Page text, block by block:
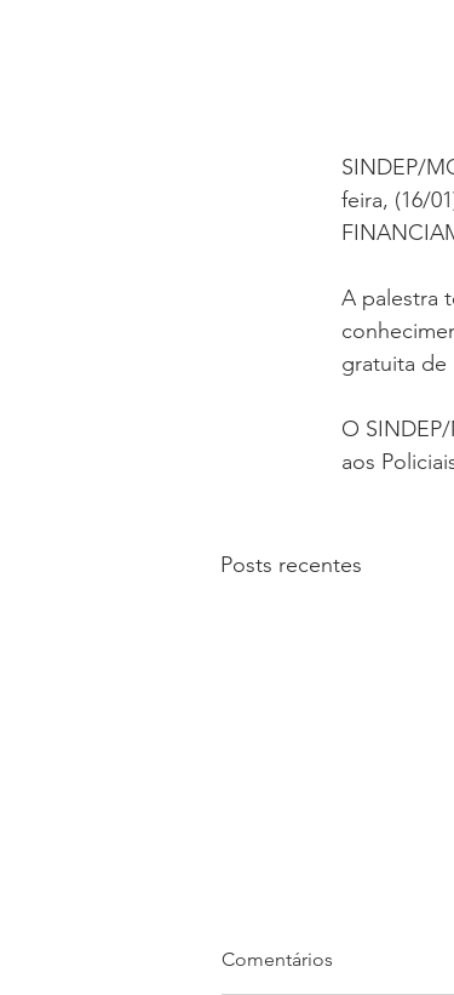
SINDEP/
feira, (16/
A palestra
gratuita de
O
aos
Posts recentes
Comentários